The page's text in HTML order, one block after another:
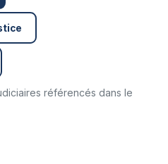
référencés dans le